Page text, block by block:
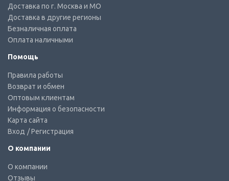
Доставка по г. Москва и МО
Доставка в другие регионы
Безналичная оплата
Оплата наличными
Помощь
Правила работы
Возврат и обмен
Оптовым клиентам
Информация о безопасности
Карта сайта
Вход / Регистрация
О компании
О компании
Отзывы